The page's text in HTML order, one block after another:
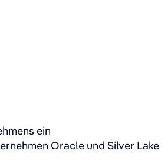
ein
Oracle und Silver Lake